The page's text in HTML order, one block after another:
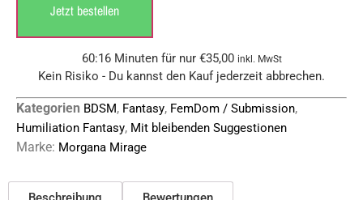
Jetzt bestellen
60:16 Minuten für nur €35,00 inkl. MwSt
Kein Risiko - Du kannst den Kauf jederzeit abbrechen.
Kategorien BDSM, Fantasy, FemDom / Submission,
Humiliation Fantasy, Mit bleibenden Suggestionen
Marke: Morgana Mirage